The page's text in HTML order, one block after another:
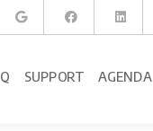
SUPPORT AGENDA